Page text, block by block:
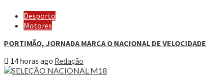
Desporto
Motores
PORTIMÃO, JORNADA MARCA O NACIONAL DE VELOCIDADE
14 horas ago Redação